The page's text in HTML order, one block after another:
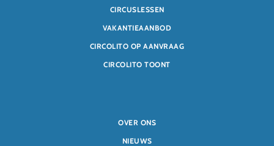
CIRCUSLESSEN
VAKANTIEAANBOD
CIRCOLITO OP AANVRAAG
CIRCOLITO TOONT
OVER ONS
NIEUWS